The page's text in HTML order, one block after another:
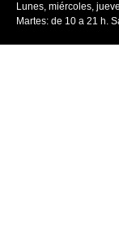
Lunes, miércoles,
Martes: de 10 a 21 h.